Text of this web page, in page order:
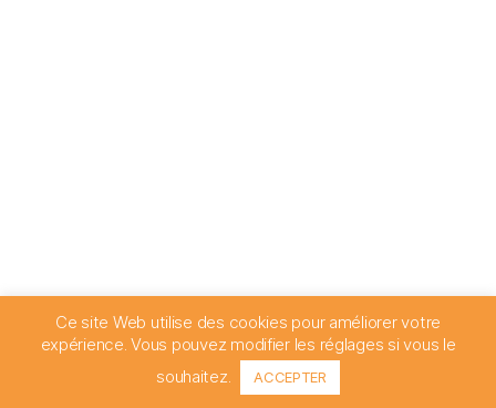
Ce site Web utilise des cookies pour améliorer votre
expérience. Vous pouvez modifier les réglages si vous le
souhaitez.
ACCEPTER